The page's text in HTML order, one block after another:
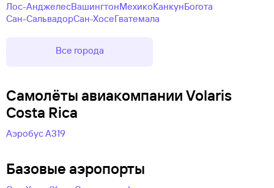
Лос-АнджелесВашингтонМехикоКанкунБогота
Сан-СальвадорСан-ХосеГватемала
Все города
Самолëты авиакомпании Volaris
Costa Rica
Аэробус А319
Базовые аэропорты